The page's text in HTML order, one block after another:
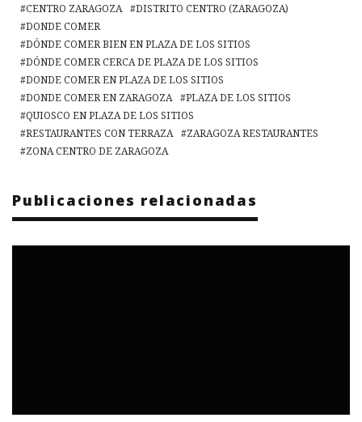
CENTRO ZARAGOZA
DISTRITO CENTRO (ZARAGOZA)
DONDE COMER
DÓNDE COMER BIEN EN PLAZA DE LOS SITIOS
DÓNDE COMER CERCA DE PLAZA DE LOS SITIOS
DONDE COMER EN PLAZA DE LOS SITIOS
DONDE COMER EN ZARAGOZA
PLAZA DE LOS SITIOS
QUIOSCO EN PLAZA DE LOS SITIOS
RESTAURANTES CON TERRAZA
ZARAGOZA RESTAURANTES
ZONA CENTRO DE ZARAGOZA
Publicaciones relacionadas